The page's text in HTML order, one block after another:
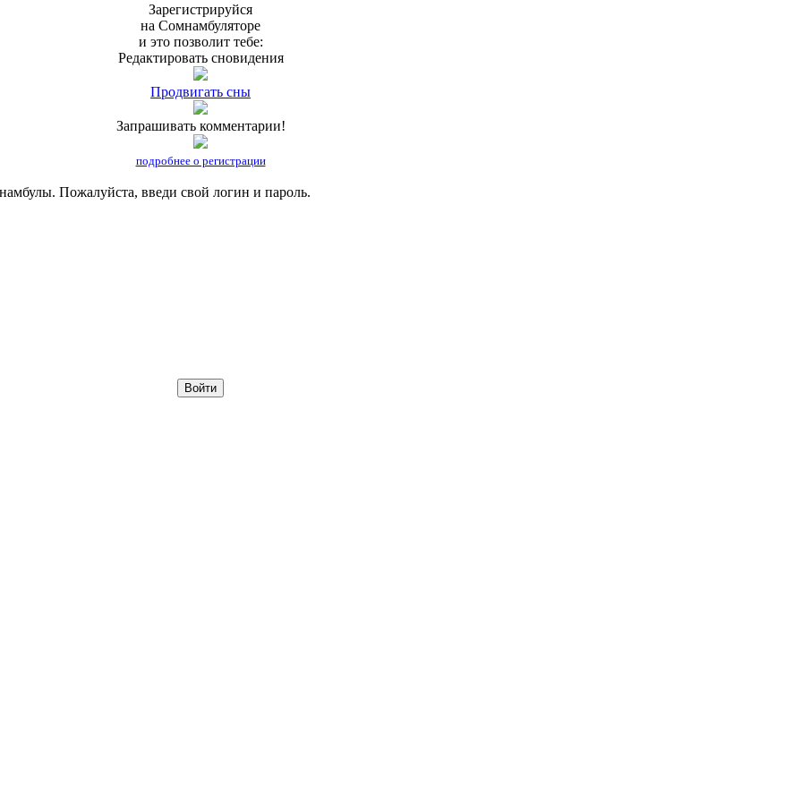
За­регис­трируйся
на Сом­намбу­лято­ре
и это позволит тебе:
Редактировать сновидения
Продвигать сны
Запрашивать комментарии!
подробнее о регистрации
Пожалуйста, введи свой логин и пароль.